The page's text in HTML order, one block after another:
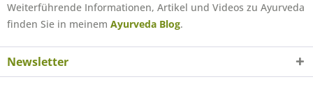
Weiterführende Informationen, Artikel und Videos zu Ayurveda
finden Sie in meinem Ayurveda Blog.
Newsletter